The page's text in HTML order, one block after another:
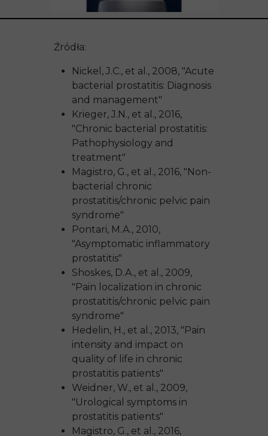
Źródła:
Nickel, J.C., et al., 2008, "Acute
bacterial prostatitis: Diagnosis
and management"
Krieger, J.N., et al., 2016,
"Chronic bacterial prostatitis:
Pathophysiology and
treatment"
Magistro, G., et al., 2016, "Non-
bacterial chronic
prostatitis/chronic pelvic pain
syndrome"
Pontari, M.A., 2010,
"Asymptomatic inflammatory
prostatitis"
Shoskes, D.A., et al., 2009,
"Pain localization in chronic
prostatitis/chronic pelvic pain
syndrome"
Hedelin, H., et al., 2013, "Pain
intensity and impact on
quality of life in chronic
prostatitis patients"
Weidner, W., et al., 2009,
"Urological symptoms in
prostatitis patients"
Magistro, G., et al., 2016,